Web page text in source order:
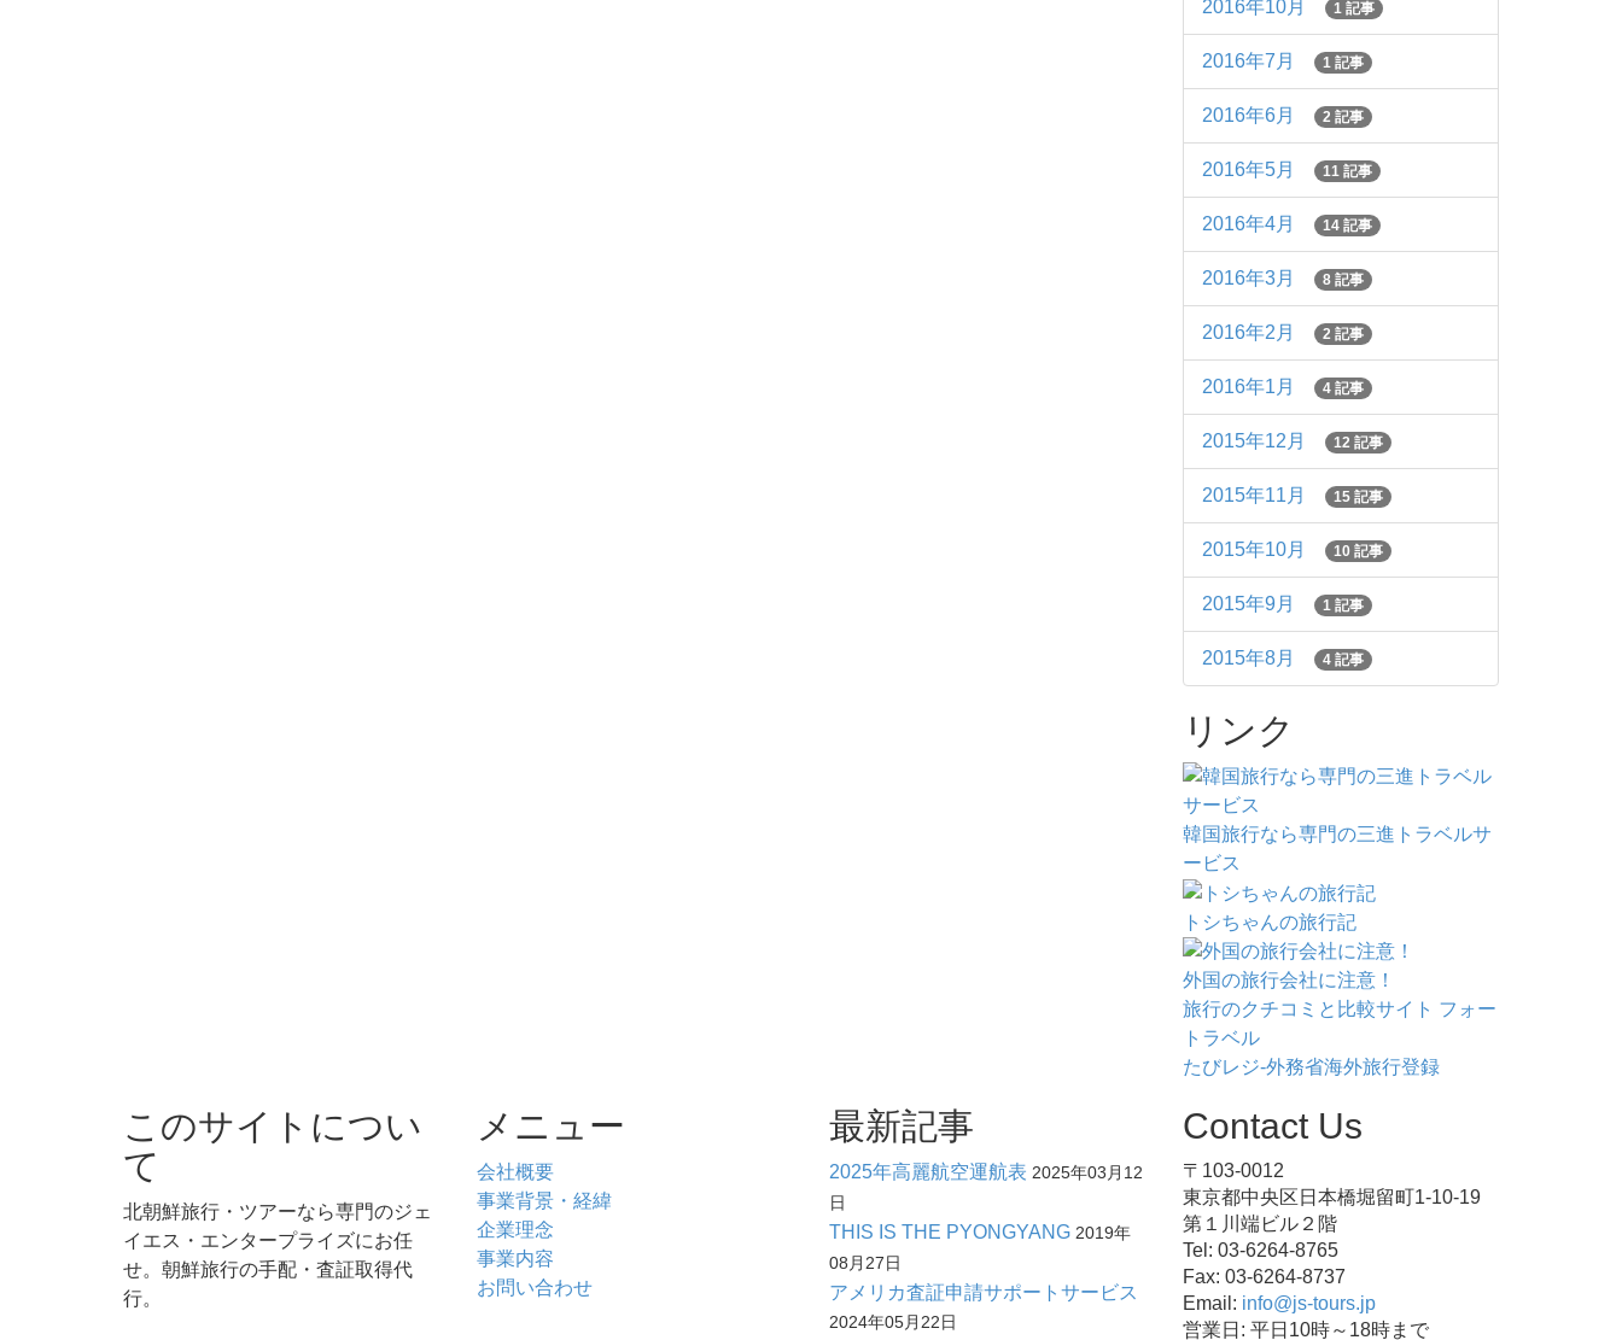
2016年10月 1 記事
2016年7月 1 記事
2016年6月 2 記事
2016年5月 11 記事
2016年4月 14 記事
2016年3月 8 記事
2016年2月 2 記事
2016年1月 4 記事
2015年12月 12 記事
2015年11月 15 記事
2015年10月 10 記事
2015年9月 1 記事
2015年8月 4 記事
リンク
韓国旅行なら専門の三進トラベルサ
ービス
トシちゃんの旅行記
外国の旅行会社に注意！
旅行のクチコミと比較サイト フォー
トラベル
たびレジ-外務省海外旅行登録
このサイトについ
て
北朝鮮旅行・ツアーなら専門のジェ
イエス・エンタープライズにお任
せ。朝鮮旅行の手配・査証取得代
行。
メニュー
会社概要
事業背景・経緯
企業理念
事業内容
お問い合わせ
最新記事
2025年高麗航空運航表 2025年03月12
日
THIS IS THE PYONGYANG 2019年
08月27日
アメリカ査証申請サポートサービス
2024年05月22日
Contact Us
〒103-0012
東京都中央区日本橋堀留町1-10-19
第１川端ビル２階
Tel: 03-6264-8765
Fax: 03-6264-8737
Email: info@js-tours.jp
営業日: 平日10時～18時まで